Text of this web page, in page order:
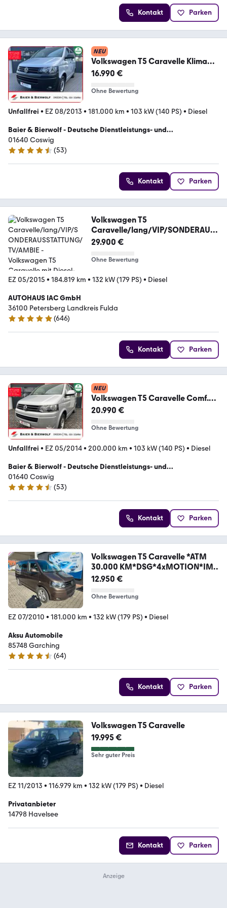
Kontakt Parken
NEU
Volkswagen T5 Caravelle Klima
DSG PDC 9 Sitzer AHK
16.990 €
Ohne Bewertung
Unfallfrei • EZ 08/2013 • 181.000 km • 103 kW (140 PS) • Diesel
Baier & Bierwolf - Deutsche Dienstleistungs- und
Handelsgesellschaft
01640 Coswig
4.4 Sterne
(53)
Kontakt Parken
Volkswagen T5
Caravelle/lang/VIP/SONDERAUS
STATTUNG/TV/AMBIE
29.900 €
Ohne Bewertung
EZ 05/2015 • 184.819 km • 132 kW (179 PS) • Diesel
AUTOHAUS IAC GmbH
36100 Petersberg Landkreis Fulda
4.9 Sterne
(646)
Kontakt Parken
NEU
Volkswagen T5 Caravelle Comf.
lang 9 Sitzer DSG PDC SH Temp
20.990 €
Ohne Bewertung
Unfallfrei • EZ 05/2014• 200.000 km • 103 kW (140 PS) • Diesel
Baier & Bierwolf - Deutsche Dienstleistungs- und
Handelsgesellschaft
01640 Coswig
4.4 Sterne
(53)
Kontakt Parken
Volkswagen T5 Caravelle *ATM
30.000 KM*DSG*4xMOTION*IM
KA
12.950 €
Ohne Bewertung
EZ 07/2010 • 181.000 km • 132 kW (179 PS) • Diesel
Aksu Automobile
85748 Garching
4.4 Sterne
(64)
Kontakt Parken
Volkswagen T5 Caravelle
19.995 €
Sehr guter Preis
EZ 11/2013 • 116.979 km • 132 kW (179 PS) • Diesel
Privatanbieter
14798 Havelsee
Kontakt Parken